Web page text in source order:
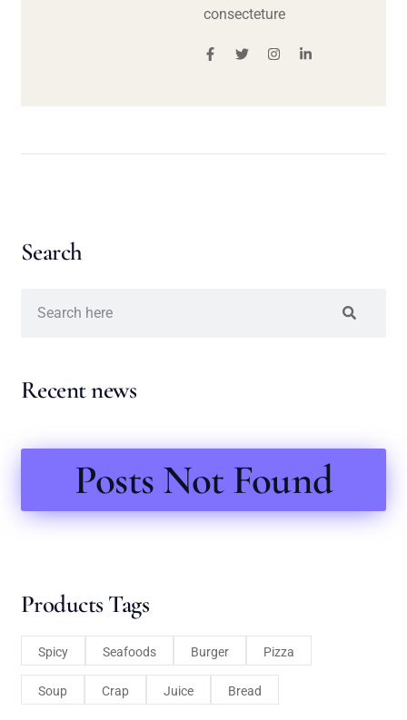
consecteture
Search
Recent news
Posts Not Found
Products Tags
Spicy Seafoods Burger Pizza
Soup Crap Juice Bread